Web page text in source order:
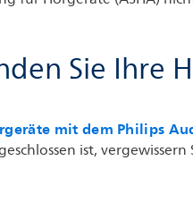
Sie Ihre
mit dem Philips
ist,